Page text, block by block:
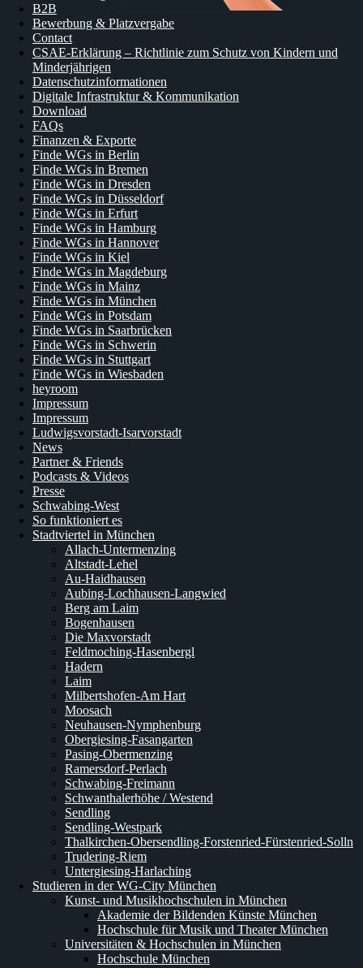
B2B
Bewerbung & Platzvergabe
Contact
CSAE-Erklärung – Richtlinie zum Schutz von Kindern und
Minderjährigen
Datenschutzinformationen
Digitale Infrastruktur & Kommunikation
Download
FAQs
Finanzen & Exporte
Finde WGs in Berlin
Finde WGs in Bremen
Finde WGs in Dresden
Finde WGs in Düsseldorf
Finde WGs in Erfurt
Finde WGs in Hamburg
Finde WGs in Hannover
Finde WGs in Kiel
Finde WGs in Magdeburg
Finde WGs in Mainz
Finde WGs in München
Finde WGs in Potsdam
Finde WGs in Saarbrücken
Finde WGs in Schwerin
Finde WGs in Stuttgart
Finde WGs in Wiesbaden
heyroom
Impressum
Impressum
Ludwigsvorstadt-Isarvorstadt
News
Partner & Friends
Podcasts & Videos
Presse
Schwabing-West
So funktioniert es
Stadtviertel in München
Allach-Untermenzing
Altstadt-Lehel
Au-Haidhausen
Aubing-Lochhausen-Langwied
Berg am Laim
Bogenhausen
Die Maxvorstadt
Feldmoching-Hasenbergl
Hadern
Laim
Milbertshofen-Am Hart
Moosach
Neuhausen-Nymphenburg
Obergiesing-Fasangarten
Pasing-Obermenzing
Ramersdorf-Perlach
Schwabing-Freimann
Schwanthalerhöhe / Westend
Sendling
Sendling-Westpark
Thalkirchen-Obersendling-Forstenried-Fürstenried-Solln
Trudering-Riem
Untergiesing-Harlaching
Studieren in der WG-City München
Kunst- und Musikhochschulen in München
Akademie der Bildenden Künste München
Hochschule für Musik und Theater München
Universitäten & Hochschulen in München
Hochschule München